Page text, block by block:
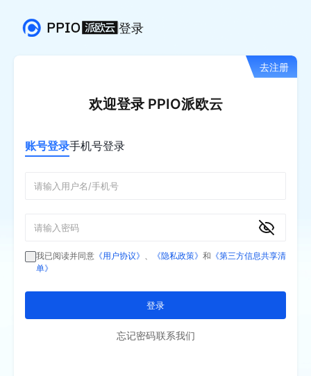
登录
去注册
欢迎登录 PPIO派欧云
账号登录手机号登录
我已阅读并同意 《用户协议》 、 《隐私政策》 和 《第三方信息共享清
单》
登录
忘记密码联系我们